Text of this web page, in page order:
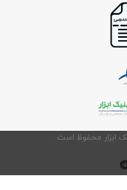
ابزار محفوظ است.